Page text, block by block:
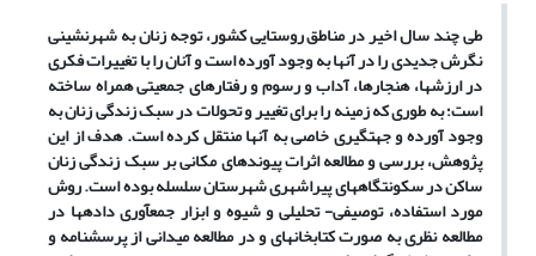
طی چند سال اخیر در مناطق روستایی کشور، توجه زنان به شهرنشینی
نگرش جدیدی را در آنها به وجود آورده استو آنانرا با تغییرات فکری
در ارزش­ها، هنجارها، آداب و رسوم و رفتار­های جمعیتی همراه ساخته
است؛ به طوری که زمینه را برای تغییر و تحولات در سبک زندگی زنان به
وجود آورده و جهتگیری خاصی به آنها منتقل کرده است. هدف از این
پژوهش، بررسی و مطالعه اثرات پیوندهای مکانی بر سبک زندگی زنان
ساکن در سکونتگاه­های پیراشهری شهرستان سلسله بوده است. روش
مورد استفاده، توصیفی- تحلیلی و شیوه و ابزار جمع­آوری داده­ها در
مطالعه نظری به صورت کتابخانه­ای و در مطالعه میدانی از پرسشنامه و